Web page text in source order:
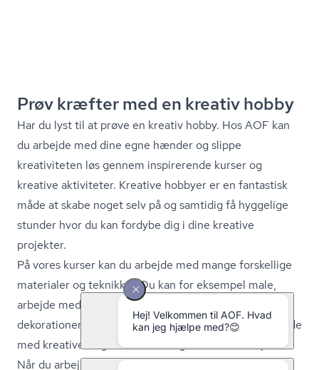
Prøv kræfter med en kreativ hobby
Har du lyst til at prøve en kreativ hobby. Hos AOF kan
du arbejde med dine egne hænder og slippe
kreativiteten løs gennem inspirerende kurser og
kreative aktiviteter. Kreative hobbyer er en fantastisk
måde at skabe noget selv på og samtidig få hyggelige
stunder hvor du kan fordybe dig i dine kreative
projekter.
På vores kurser kan du arbejde med mange forskellige
materialer og teknikker. Du kan for eksempel male,
arbejde med perler, lave smykker eller skabe flotte
dekorationer. Mange deltagere finder glæde i at arbejde
med kreative ting hvor fantasi og kreativitet får plads.
Når du arbejder med en kreativ hobby, kan du skabe